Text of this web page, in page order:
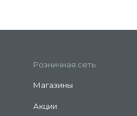
Розничная сеть
Магазины
Акции